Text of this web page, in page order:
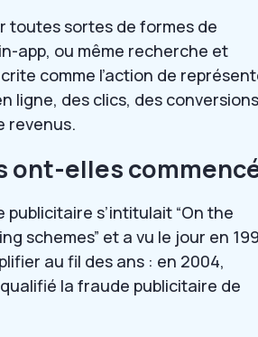
toutes sortes de formes de
app, ou même recherche et
comme l’action de
ligne, des clics, des
revenus.
ont-elles
s’intitulait “On the
schemes” et a vu le jour en
au fil des ans : en 2004,
la fraude publicitaire de